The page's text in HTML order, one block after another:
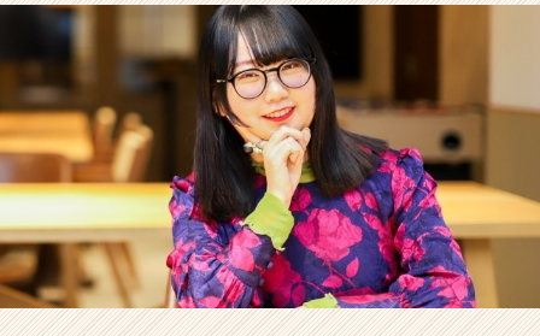
1
【株
式
会
れ
か
ら
の
タ